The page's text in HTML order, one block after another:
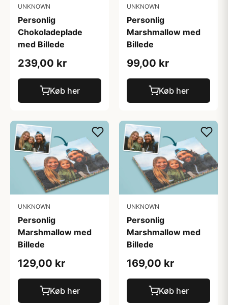
UNKNOWN
Personlig
Chokoladeplade
med Billede
239,00 kr
Køb her
UNKNOWN
Personlig
Marshmallow med
Billede
99,00 kr
Køb her
UNKNOWN
Personlig
Marshmallow med
Billede
129,00 kr
Køb her
UNKNOWN
Personlig
Marshmallow med
Billede
169,00 kr
Køb her